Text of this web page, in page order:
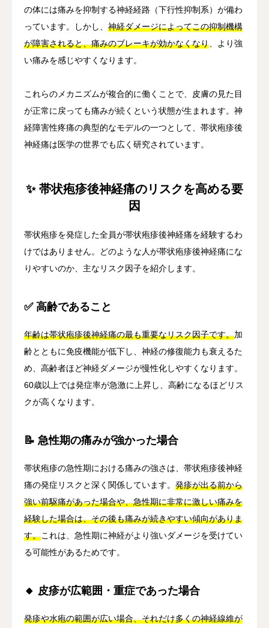
の体には痛みを抑制する神経経路（下行性抑制系）が備わ
っています。しかし、 神経ダメージによってこの抑制機構
が障害されると、痛みのブレーキが効かなくなり 、より強
い痛みを感じやすくなります。
これらのメカニズムが複合的に働くことで、皮膚の見た目
が正常に戻っても痛みが続くという状態が生まれます。神
経障害性疼痛の典型的なモデルの一つとして、帯状疱疹後
神経痛は医学の世界でも広く研究されています。
✨ 帯状疱疹後神経痛のリスクを高める要
因
帯状疱疹を発症した全員が帯状疱疹後神経痛を経験するわ
けではありません。どのような人が帯状疱疹後神経痛にな
りやすいのか、主なリスク因子を紹介します。
✅ 高齢であること
年齢は帯状疱疹後神経痛の最も重要なリスク因子です。加
齢とともに免疫機能が低下し、神経の修復能力も衰えるた
め、高齢者ほど神経ダメージが慢性化しやすくなります。
60歳以上では発症率が急激に上昇し、高齢になるほどリス
クが高くなります。
📝 急性期の痛みが強かった場合
帯状疱疹の急性期における痛みの強さは、帯状疱疹後神経
痛の発症リスクと深く関係しています。 発疹が出る前から
強い前駆痛があった場合や、急性期に非常に激しい痛みを
経験した場合は、その後も痛みが続きやすい傾向がありま
す。これは、急性期に神経がより強いダメージを受けてい
る可能性があるためです。
🔸 皮疹が広範囲・重症であった場合
発疹や水疱の範囲が広い場合、それだけ多くの神経線維が